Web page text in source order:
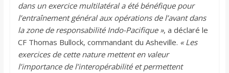
dans un exercice multilatéral a été bénéfique pour
l’entraînement général aux opérations de l’avant dans
la zone de responsabilité Indo-Pacifique », a déclaré le
CF Thomas Bullock, commandant du Asheville. « Les
exercices de cette nature mettent en valeur
l’importance de l’interopérabilité et permettent